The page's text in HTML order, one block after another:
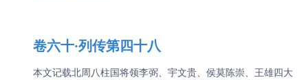
卷六十·列传第四十八
本文记载北周八柱国将领李弼、宇文贵、侯莫陈崇、王雄四大